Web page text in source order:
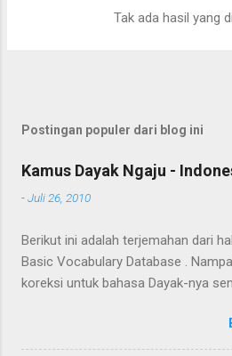
memiliki nilai ekonomi. Bapak
akan dipegang harus dibersihkan
Tak ada hasil yang
Postingan populer dari blog ini
Kamus Dayak Ngaju -
-Juli 26, 2010
Berikut ini adalah terjemahan dari
Basic Vocabulary Database .
koreksi untuk bahasa Dayak-nya
Translate . Koreksi bahasa dibantu
M.Kes. Untuk koreksi dari halaman